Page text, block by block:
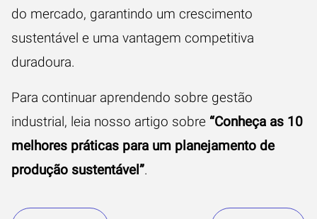
do mercado, garantindo um crescimento
sustentável e uma vantagem competitiva
duradoura.
Para continuar aprendendo sobre gestão
industrial, leia nosso artigo sobre “Conheça as 10
melhores práticas para um planejamento de
produção sustentável”.